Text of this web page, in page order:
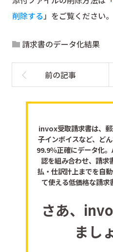
削除する 」をご覧ください。
請求書のデータ化結果
invox受取請求書は、
子インボイスなど、ど
99.9％正確にデータ化
認を組み合わせ、請求
払・仕訳計上までを自
て使える低価格な請求
さあ、
まし